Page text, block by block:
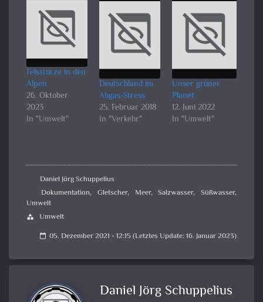
Felsstürze in den
Alpen
26. Oktober
2023
In "Umwelt"
Deutschland im
Abgas-Stress
25. Februar 2018
In "Verkehr"
Unser grüner
Planet
12. Juni 2022
In "Umwelt"
Daniel Jörg Schuppelius
Dokumentation, Gletscher, Meer,Salzwasser, Süßwasser,
Umwelt
category Umwelt
calendar_today 05. Dezember 2021 - 12:15 (Letztes Update: 16. Januar 2023)
Daniel Jörg Schuppelius